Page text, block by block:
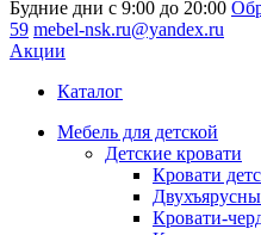
Будние дни с 9:00 до 20:00
59 mebel-nsk.ru@yandex.ru
Акции
Каталог
Мебель для детской
Детские кровати
Кровати
Кровати-